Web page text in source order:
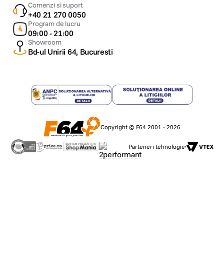
Comenzi si suport
+40 21 270 0050
Program de lucru
09:00 - 21:00
Showroom
Bd-ul Unirii 64, Bucuresti
Copyright © F64 2001 - 2026
Parteneri tehnologie: